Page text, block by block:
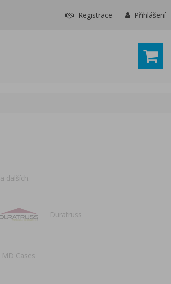
Registrace Přihlášení
a dalších.
Duratruss
MD Cases